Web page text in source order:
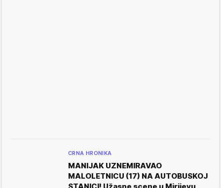
CRNA HRONIKA
MANIJAK UZNEMIRAVAO
MALOLETNICU (17) NA AUTOBUSKOJ